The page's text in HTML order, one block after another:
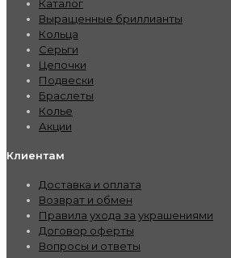
Каталог
Выращенные бриллианты
Кольца
Серьги
Цепочки
Подвески
Браслеты
Колье
Акции
Клиентам
Доставка и оплата
Возврат и обмен
Правила ухода за украшениями
Договор оферты
Вопросы и ответы